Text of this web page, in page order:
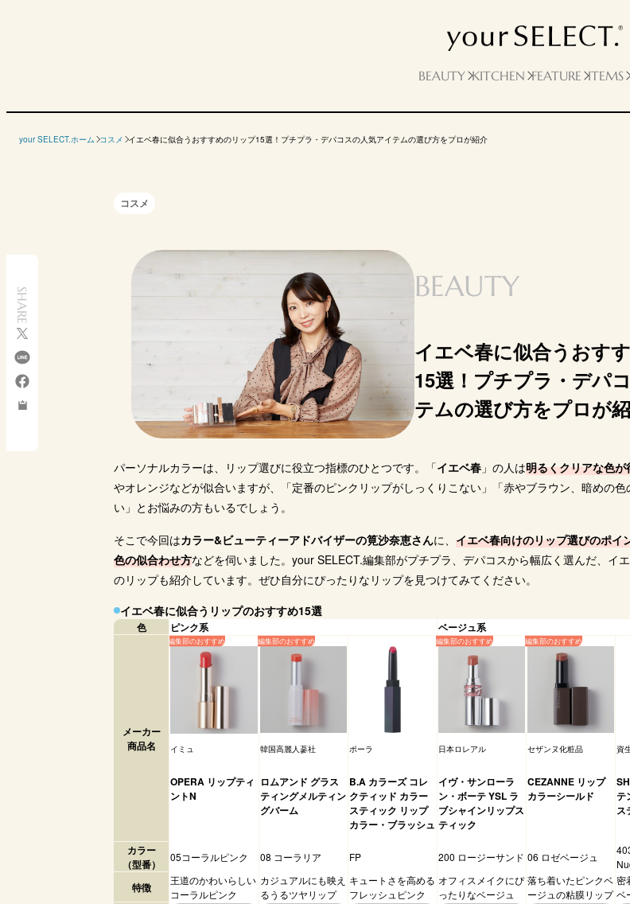
BEAUTY KITCHEN FEATURE ITEMS
your SELECT.ホーム コスメ イエベ春に似合うおすすめのリップ15選！プチプラ・デパコスの人気アイテムの選び方をプロが紹介
SHARE
コスメ
BEAUTY
イエベ春に似合うおす
15選！プチプラ・デパ
テムの選び方をプロが
パーソナルカラーは、リップ選びに役立つ指標のひとつです。「イエベ春 」の人は明るくクリアな色が
やオレンジなどが似合いますが、「定番のピンクリップがしっくりこない」「赤やブラウン、暗めの
い」とお悩みの方もいるでしょう。
そこで今回はカラー&ビューティーアドバイザーの筧沙奈恵さんに、 イエベ春向けのリップ選びのポイ
色の似合わせ方などを伺いました。your SELECT.編集部がプチプラ、デパコスから幅広く選んだ、イ
のリップも紹介しています。ぜひ自分にぴったりなリップを見つけてみてください。
イエベ春に似合うリップのおすすめ15選
色 ピンク系 ベージュ系
メーカー
商品名
イミュ 韓国高麗人蔘社 ポーラ 日本ロレアル セザンヌ化粧品 資
OPERA リップティ
ントN
ロムアンド グラス
ティングメルティン
グバーム
B.A カラーズ コレ
クティッド カラー
スティック リップ
カラー・ブラッシュ
イヴ・サンローラ
ン・ボーテ YSL ラ
ブシャインリップス
ティック
CEZANNE リップ
カラーシールド
テ
ス
カラー
（型番）
05コーラルピンク 08 コーラリア FP 200 ロージーサンド 06 ロゼベージュ
特徴
王道のかわいらしい
コーラルピンク
カジュアルにも映え
るうるツヤリップ
キュートさを高める
フレッシュピンク
オフィスメイクにぴ
ったりなベージュ
落ち着いたピンクベ
ージュの粘膜リップ
密
ベ
OPERA リップティ ロムアンド グラス
カラー・ブラッシュ ティック
マキア
（型番）
08 コーラリア FP 200 ロージーサンド 06 ロゼベージュ
403Augmented
Nude
参考価格
（税込）
5940円
仕上がり ツヤ
購入サイト
Yahoo!
Amazon
楽天市場
Yahoo!
Amazon
楽天市場
Yahoo!
Amazon
楽天市場
Yahoo!
Amazon
楽天市場
Yahoo!
楽